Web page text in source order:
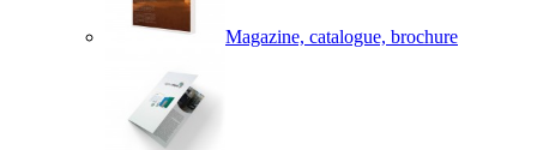
Magazine, catalogue, brochure